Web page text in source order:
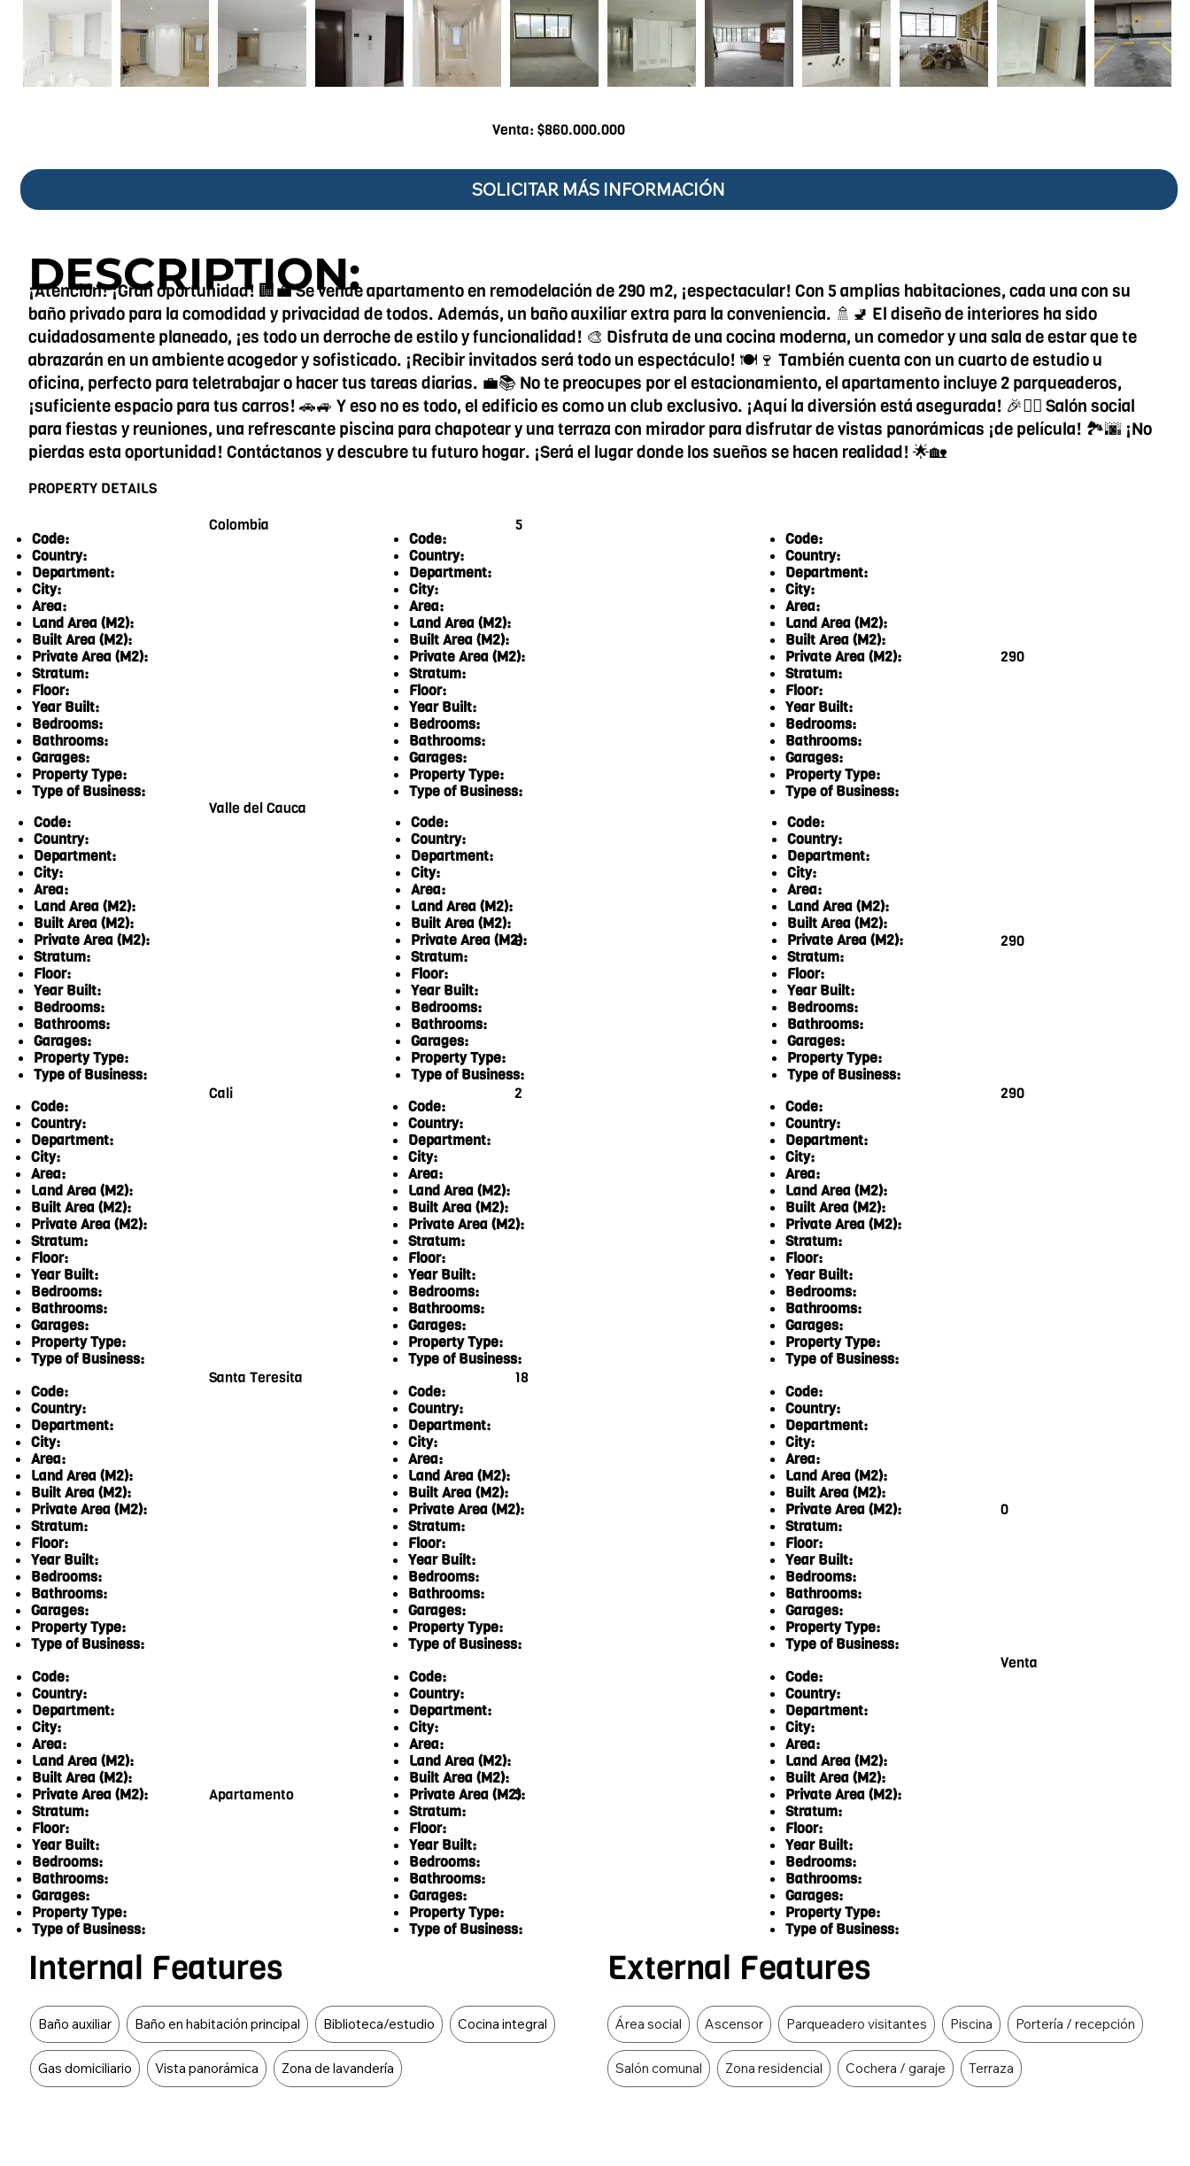
Internal Features
Food Type
Baño auxiliar Baño en habitación principal Biblioteca/estudio Cocina integral
Gas domiciliario Vista panorámica Zona de lavandería
External Features
Food Type
Área social Ascensor Parqueadero visitantes Piscina Portería / recepción
Salón comunal Zona residencial Cochera / garaje Terraza
Venta: $860.000.000
SOLICITAR MÁS INFORMACIÓN
DESCRIPTION:
¡Atención! ¡Gran oportunidad! 🏢💼 Se vende apartamento en remodelación de 290 m2, ¡espectacular! Con 5 amplias habitaciones, cada una con su
baño privado para la comodidad y privacidad de todos. Además, un baño auxiliar extra para la conveniencia. 🚿🚽 El diseño de interiores ha sido
cuidadosamente planeado, ¡es todo un derroche de estilo y funcionalidad! 🎨 Disfruta de una cocina moderna, un comedor y una sala de estar que te
abrazarán en un ambiente acogedor y sofisticado. ¡Recibir invitados será todo un espectáculo! 🍽️🍷 También cuenta con un cuarto de estudio u
oficina, perfecto para teletrabajar o hacer tus tareas diarias. 💼📚 No te preocupes por el estacionamiento, el apartamento incluye 2 parqueaderos,
¡suficiente espacio para tus carros! 🚗🚙 Y eso no es todo, el edificio es como un club exclusivo. ¡Aquí la diversión está asegurada! 🎉🏊‍♀️ Salón social
para fiestas y reuniones, una refrescante piscina para chapotear y una terraza con mirador para disfrutar de vistas panorámicas ¡de película! 🏞️🌆 ¡No
pierdas esta oportunidad! Contáctanos y descubre tu futuro hogar. ¡Será el lugar donde los sueños se hacen realidad! 🌟🏡
PROPERTY DETAILS
Code:
Country:
Department:
City:
Area:
Land Area (M2):
Built Area (M2):
Private Area (M2):
Stratum:
Floor:
Year Built:
Bedrooms:
Bathrooms:
Garages:
Property Type:
Type of Business:
Colombia
Code:
Country:
Department:
City:
Area:
Land Area (M2):
Built Area (M2):
Private Area (M2):
Stratum:
Floor:
Year Built:
Bedrooms:
Bathrooms:
Garages:
Property Type:
Type of Business:
Valle del Cauca
Code:
Country:
Department:
City:
Area:
Land Area (M2):
Built Area (M2):
Private Area (M2):
Stratum:
Floor:
Year Built:
Bedrooms:
Bathrooms:
Garages:
Property Type:
Type of Business:
Cali
Code:
Country:
Department:
City:
Area:
Land Area (M2):
Built Area (M2):
Private Area (M2):
Stratum:
Floor:
Year Built:
Bedrooms:
Bathrooms:
Garages:
Property Type:
Type of Business:
Santa Teresita
Code:
Country:
Department:
City:
Area:
Land Area (M2):
Built Area (M2):
Private Area (M2):
Stratum:
Floor:
Year Built:
Bedrooms:
Bathrooms:
Garages:
Property Type:
Type of Business:
Apartamento
Code:
Country:
Department:
City:
Area:
Land Area (M2):
Built Area (M2):
Private Area (M2):
Stratum:
Floor:
Year Built:
Bedrooms:
Bathrooms:
Garages:
Property Type:
Type of Business:
5
Code:
Country:
Department:
City:
Area:
Land Area (M2):
Built Area (M2):
Private Area (M2):
Stratum:
Floor:
Year Built:
Bedrooms:
Bathrooms:
Garages:
Property Type:
Type of Business:
6
Code:
Country:
Department:
City:
Area:
Land Area (M2):
Built Area (M2):
Private Area (M2):
Stratum:
Floor:
Year Built:
Bedrooms:
Bathrooms:
Garages:
Property Type:
Type of Business:
2
Code:
Country:
Department:
City:
Area:
Land Area (M2):
Built Area (M2):
Private Area (M2):
Stratum:
Floor:
Year Built:
Bedrooms:
Bathrooms:
Garages:
Property Type:
Type of Business:
18
Code:
Country:
Department:
City:
Area:
Land Area (M2):
Built Area (M2):
Private Area (M2):
Stratum:
Floor:
Year Built:
Bedrooms:
Bathrooms:
Garages:
Property Type:
Type of Business:
5
Code:
Country:
Department:
City:
Area:
Land Area (M2):
Built Area (M2):
Private Area (M2):
Stratum:
Floor:
Year Built:
Bedrooms:
Bathrooms:
Garages:
Property Type:
Type of Business:
290
Code:
Country:
Department:
City:
Area:
Land Area (M2):
Built Area (M2):
Private Area (M2):
Stratum:
Floor:
Year Built:
Bedrooms:
Bathrooms:
Garages:
Property Type:
Type of Business:
290
Code:
Country:
Department:
City:
Area:
Land Area (M2):
Built Area (M2):
Private Area (M2):
Stratum:
Floor:
Year Built:
Bedrooms:
Bathrooms:
Garages:
Property Type:
Type of Business:
290
Code:
Country:
Department:
City:
Area:
Land Area (M2):
Built Area (M2):
Private Area (M2):
Stratum:
Floor:
Year Built:
Bedrooms:
Bathrooms:
Garages:
Property Type:
Type of Business:
0
Code:
Country:
Department:
City:
Area:
Land Area (M2):
Built Area (M2):
Private Area (M2):
Stratum:
Floor:
Year Built:
Bedrooms:
Bathrooms:
Garages:
Property Type:
Type of Business:
Venta